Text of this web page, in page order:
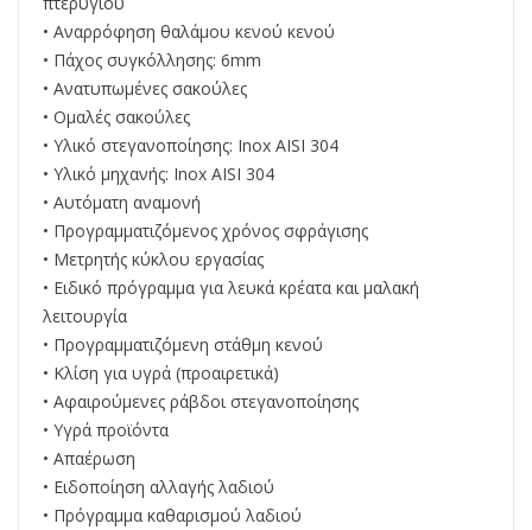
• Αναρρόφηση θαλάμου κενού κενού
• Πάχος συγκόλλησης: 6mm
• Ανατυπωμένες σακούλες
• Ομαλές σακούλες
• Υλικό στεγανοποίησης: Inox AISI 304
• Υλικό μηχανής: Inox AISI 304
• Αυτόματη αναμονή
• Προγραμματιζόμενος χρόνος σφράγισης
• Μετρητής κύκλου εργασίας
• Ειδικό πρόγραμμα για λευκά κρέατα και μαλακή
λειτουργία
• Προγραμματιζόμενη στάθμη κενού
• Κλίση για υγρά (προαιρετικά)
• Αφαιρούμενες ράβδοι στεγανοποίησης
• Υγρά προϊόντα
• Απαέρωση
• Ειδοποίηση αλλαγής λαδιού
• Πρόγραμμα καθαρισμού λαδιού